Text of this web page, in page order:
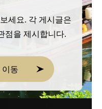
세요. 각 게시글은
점을 제시합니다.
동